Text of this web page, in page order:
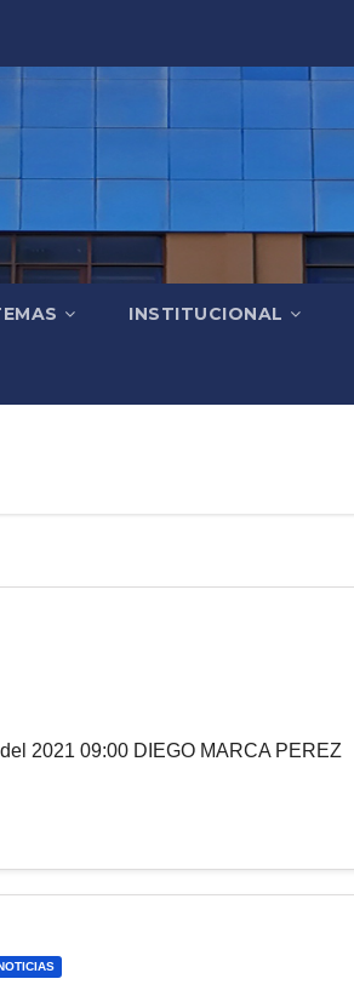
INSTITUCIONAL
2021 09:00 DIEGO MARCA PEREZ